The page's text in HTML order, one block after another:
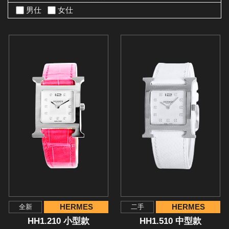
男仕
女仕
全新 HERMES
HH1.210 小型款
二手 HERMES
HH1.510 中型款